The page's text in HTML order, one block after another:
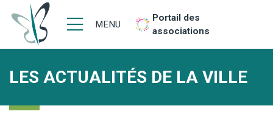
MENU
Portail des
associations
LES ACTUALITÉS DE LA VILLE